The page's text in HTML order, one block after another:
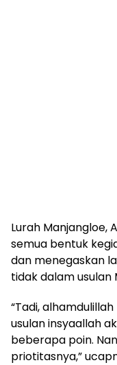
Lurah Manjangloe,
semua bentuk
dan menegaskan
tidak dalam usulan
“Tadi,
usulan insyaallah
beberapa poin.
priotitasnya,”